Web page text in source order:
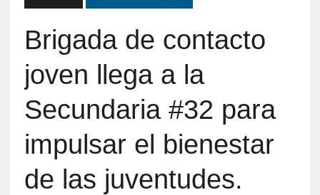
Brigada de contacto
joven llega a la
Secundaria #32 para
impulsar el bienestar
de las juventudes.